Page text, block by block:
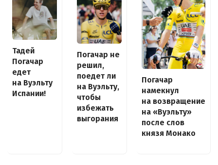
Тадей
Погачар
едет
на Вуэльту
Испании!
Погачар не
решил,
поедет ли
на Вуэльту,
чтобы
избежать
выгорания
Погачар
намекнул
на возвращение
на «Вуэльту»
после слов
князя Монако